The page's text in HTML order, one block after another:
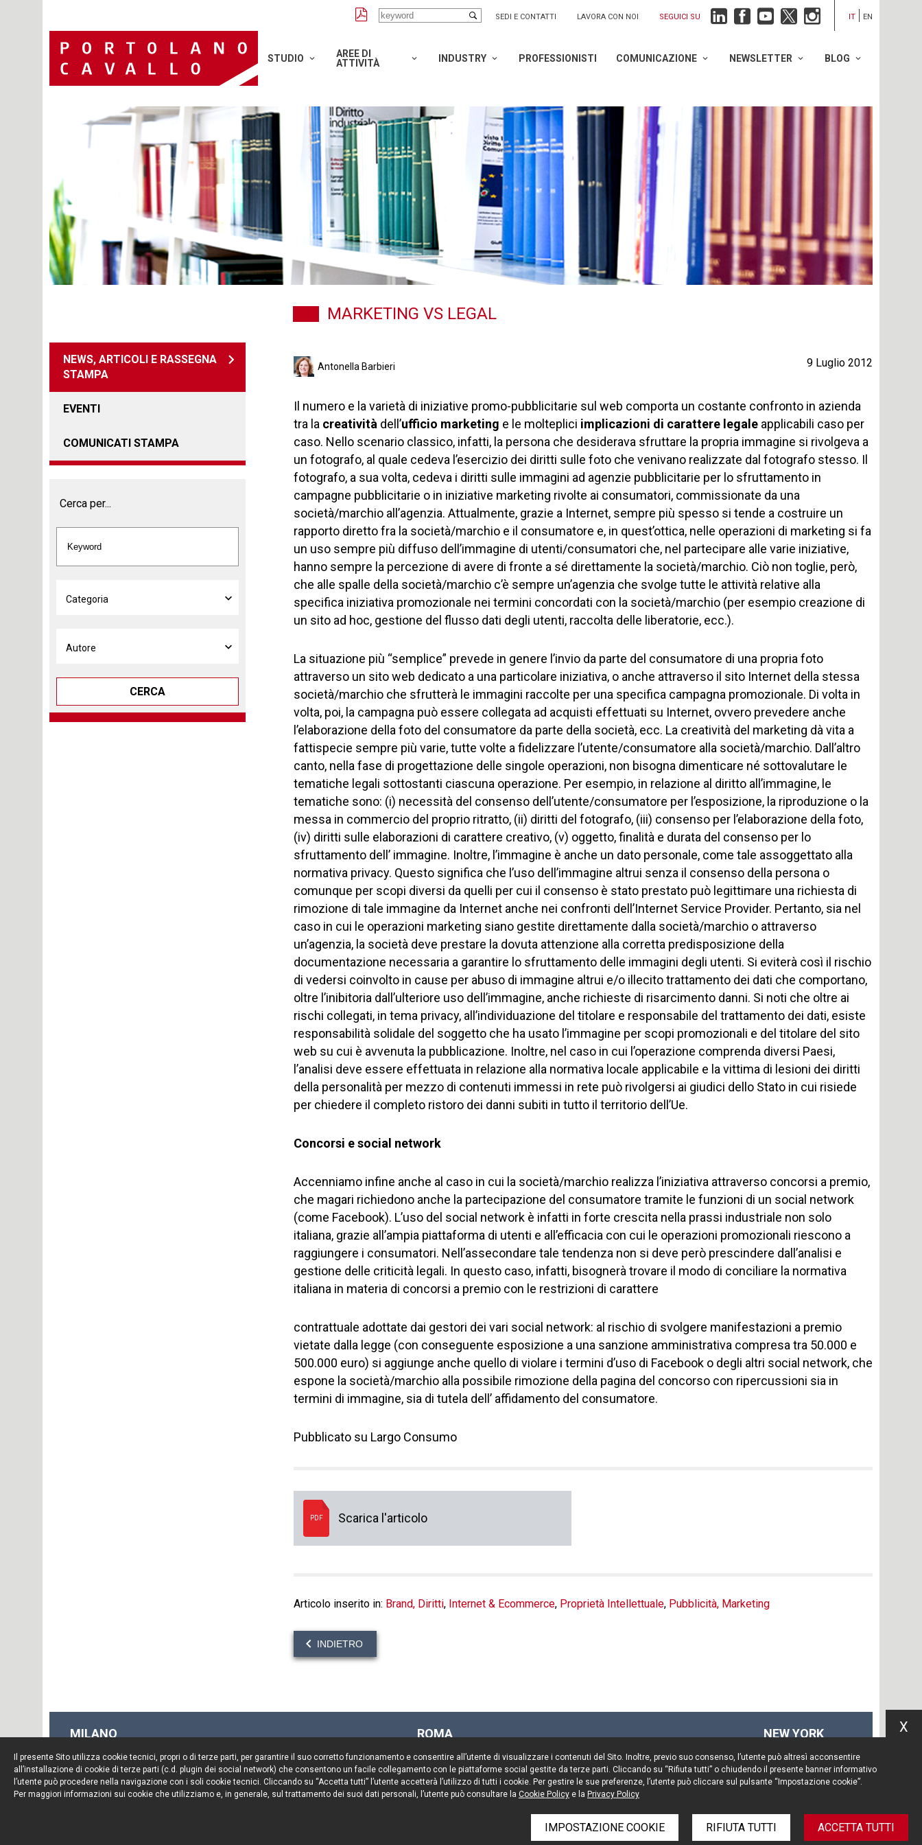
SEDI E CONTATTI LAVORA CON NOI SEGUICI SU IT EN
STUDIO
AREE DI
ATTIVITÀ
INDUSTRY PROFESSIONISTI COMUNICAZIONE NEWSLETTER BLOG
MARKETING VS LEGAL
NEWS, ARTICOLI E RASSEGNA
STAMPA
EVENTI
COMUNICATI STAMPA
Cerca per...
CERCA
Antonella Barbieri 9 Luglio 2012
Il numero e la varietà di iniziative promo-pubblicitarie sul web comporta un costante confronto in azienda
tra la creatività dell’ufficio marketing e le molteplici implicazioni di carattere legale applicabili caso per
caso. Nello scenario classico, infatti, la persona che desiderava sfruttare la propria immagine si rivolgeva a
un fotografo, al quale cedeva l’esercizio dei diritti sulle foto che venivano realizzate dal fotografo stesso. Il
fotografo, a sua volta, cedeva i diritti sulle immagini ad agenzie pubblicitarie per lo sfruttamento in
campagne pubblicitarie o in iniziative marketing rivolte ai consumatori, commissionate da una
società/marchio all’agenzia. Attualmente, grazie a Internet, sempre più spesso si tende a costruire un
rapporto diretto fra la società/marchio e il consumatore e, in quest’ottica, nelle operazioni di marketing si fa
un uso sempre più diffuso dell’immagine di utenti/consumatori che, nel partecipare alle varie iniziative,
hanno sempre la percezione di avere di fronte a sé direttamente la società/marchio. Ciò non toglie, però,
che alle spalle della società/marchio c’è sempre un’agenzia che svolge tutte le attività relative alla
specifica iniziativa promozionale nei termini concordati con la società/marchio (per esempio creazione di
un sito ad hoc, gestione del flusso dati degli utenti, raccolta delle liberatorie, ecc.).
La situazione più “semplice” prevede in genere l’invio da parte del consumatore di una propria foto
attraverso un sito web dedicato a una particolare iniziativa, o anche attraverso il sito Internet della stessa
società/marchio che sfrutterà le immagini raccolte per una specifica campagna promozionale. Di volta in
volta, poi, la campagna può essere collegata ad acquisti effettuati su Internet, ovvero prevedere anche
l’elaborazione della foto del consumatore da parte della società, ecc. La creatività del marketing dà vita a
fattispecie sempre più varie, tutte volte a fidelizzare l’utente/consumatore alla società/marchio. Dall’altro
canto, nella fase di progettazione delle singole operazioni, non bisogna dimenticare né sottovalutare le
tematiche legali sottostanti ciascuna operazione. Per esempio, in relazione al diritto all’immagine, le
tematiche sono: (i) necessità del consenso dell’utente/consumatore per l’esposizione, la riproduzione o la
messa in commercio del proprio ritratto, (ii) diritti del fotografo, (iii) consenso per l’elaborazione della foto,
(iv) diritti sulle elaborazioni di carattere creativo, (v) oggetto, finalità e durata del consenso per lo
sfruttamento dell’ immagine. Inoltre, l’immagine è anche un dato personale, come tale assoggettato alla
normativa privacy. Questo significa che l’uso dell’immagine altrui senza il consenso della persona o
comunque per scopi diversi da quelli per cui il consenso è stato prestato può legittimare una richiesta di
rimozione di tale immagine da Internet anche nei confronti dell’Internet Service Provider. Pertanto, sia nel
caso in cui le operazioni marketing siano gestite direttamente dalla società/marchio o attraverso
un’agenzia, la società deve prestare la dovuta attenzione alla corretta predisposizione della
documentazione necessaria a garantire lo sfruttamento delle immagini degli utenti. Si eviterà così il rischio
di vedersi coinvolto in cause per abuso di immagine altrui e/o illecito trattamento dei dati che comportano,
oltre l’inibitoria dall’ulteriore uso dell’immagine, anche richieste di risarcimento danni. Si noti che oltre ai
rischi collegati, in tema privacy, all’individuazione del titolare e responsabile del trattamento dei dati, esiste
responsabilità solidale del soggetto che ha usato l’immagine per scopi promozionali e del titolare del sito
web su cui è avvenuta la pubblicazione. Inoltre, nel caso in cui l’operazione comprenda diversi Paesi,
l’analisi deve essere effettuata in relazione alla normativa locale applicabile e la vittima di lesioni dei diritti
della personalità per mezzo di contenuti immessi in rete può rivolgersi ai giudici dello Stato in cui risiede
per chiedere il completo ristoro dei danni subiti in tutto il territorio dell’Ue.
Concorsi e social network
Accenniamo infine anche al caso in cui la società/marchio realizza l’iniziativa attraverso concorsi a premio,
che magari richiedono anche la partecipazione del consumatore tramite le funzioni di un social network
(come Facebook). L’uso del social network è infatti in forte crescita nella prassi industriale non solo
italiana, grazie all’ampia piattaforma di utenti e all’efficacia con cui le operazioni promozionali riescono a
raggiungere i consumatori. Nell’assecondare tale tendenza non si deve però prescindere dall’analisi e
gestione delle criticità legali. In questo caso, infatti, bisognerà trovare il modo di conciliare la normativa
italiana in materia di concorsi a premio con le restrizioni di carattere
contrattuale adottate dai gestori dei vari social network: al rischio di svolgere manifestazioni a premio
vietate dalla legge (con conseguente esposizione a una sanzione amministrativa compresa tra 50.000 e
500.000 euro) si aggiunge anche quello di violare i termini d’uso di Facebook o degli altri social network, che
espone la società/marchio alla possibile rimozione della pagina del concorso con ripercussioni sia in
termini di immagine, sia di tutela dell’ affidamento del consumatore.
Pubblicato su Largo Consumo
PDF Scarica l'articolo
Articolo inserito in: Brand, Diritti, Internet & Ecommerce, Proprietà Intellettuale, Pubblicità, Marketing
INDIETRO
MILANO
20123 Milano
Tel. +39 02 722341
Fax. +39 02 72234545
ROMA
00187 Roma
Tel. +39 06 696661
Fax. +39 06 69666544
NEW YORK
14th floor
New York, NY 10017
Il presente Sito utilizza cookie tecnici, propri o di terze parti, per garantire il suo corretto funzionamento e consentire all’utente di visualizzare i contenuti del Sito. Inoltre, previo suo consenso, l’utente può altresì acconsentire
all’installazione di cookie di terze parti (c.d. plugin dei social network) che consentono un facile collegamento con le piattaforme social gestite da terze parti. Cliccando su “Rifiuta tutti” o chiudendo il presente banner informativo
l’utente può procedere nella navigazione con i soli cookie tecnici. Cliccando su “Accetta tutti” l’utente accetterà l’utilizzo di tutti i cookie. Per gestire le sue preferenze, l’utente può cliccare sul pulsante “Impostazione cookie”.
Per maggiori informazioni sui cookie che utilizziamo e, in generale, sul trattamento dei suoi dati personali, l’utente può consultare la Cookie Policy e la Privacy Policy
IMPOSTAZIONE COOKIE RIFIUTA TUTTI ACCETTA TUTTI
X